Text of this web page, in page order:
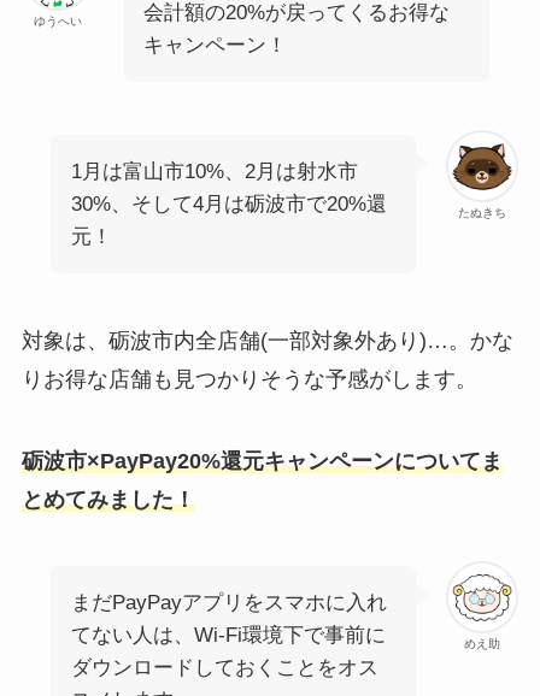
ゆうへい
会計額の20%が戻ってくるお得な
キャンペーン！
たぬきち
1月は富山市10%、2月は射水市
30%、そして4月は砺波市で20%還
元！
対象は、砺波市内全店舗(一部対象外あり)…。かな
りお得な店舗も見つかりそうな予感がします。
砺波市×PayPay20%還元キャンペーンについてま
とめてみました！
めえ助
まだPayPayアプリをスマホに入れ
てない人は、Wi-Fi環境下で事前に
ダウンロードしておくことをオス